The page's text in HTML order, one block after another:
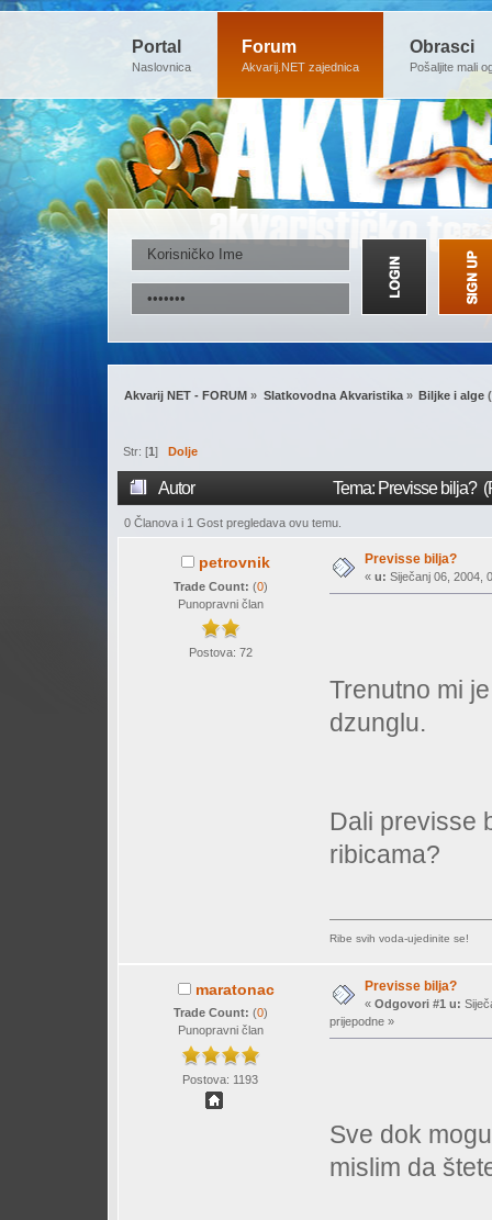
Portal
Naslovnica
Forum
Akvarij.NET zajednica
Obrasci
Pošaljite mali
Akvarij NET - FORUM » Slatkovodna Akvaristika» Biljke i alge
Str: [1] Dolje
Autor Tema: Previsse bilja?
0 Članova i 1 Gost pregledava ovu temu.
petrovnik
Trade Count: (0)
Punopravni član
Postova: 72
Previsse bilja?
« u: Siječanj 06, 2004,
Trenutno mi
dzunglu.
Dali previsse
ribicama?
Ribe svih voda-ujedinite se!
maratonac
Trade Count: (0)
Punopravni član
Postova: 1193
Previsse bilja?
« Odgovori #1 u:
prijepodne »
Sve dok
mislim da